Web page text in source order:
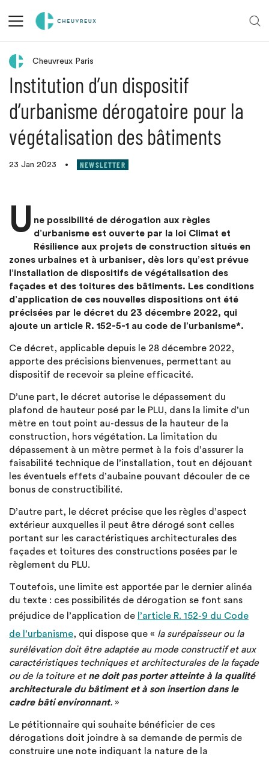
Retour aux actualités
Cheuvreux Paris
Institution d’un dispositif
d’urbanisme dérogatoire pour la
végétalisation des bâtiments
23 Jan 2023 • NEWSLETTER
U ne possibilité de dérogation aux règles
d’urbanisme est ouverte par la loi Climat et
Résilience aux projets de construction situés en
zones urbaines et à urbaniser, dès lors qu’est prévue
l’installation de dispositifs de végétalisation des
façades et des toitures des bâtiments. Les conditions
d’application de ces nouvelles dispositions ont été
précisées par le décret du 23 décembre 2022, qui
ajoute un article R. 152-5-1 au code de l’urbanisme*.
Ce décret, applicable depuis le 28 décembre 2022,
apporte des précisions bienvenues, permettant au
dispositif de recevoir sa pleine efficacité.
D’une part, le décret autorise le dépassement du
plafond de hauteur posé par le PLU, dans la limite d’un
mètre en tout point au-dessus de la hauteur de la
construction, hors végétation. La limitation du
dépassement à un mètre permet à la fois d’assurer la
faisabilité technique de l’installation, tout en déjouant
les éventuels effets d’aubaine pouvant découler de ce
bonus de constructibilité.
D’autre part, le décret précise que les règles d’aspect
extérieur auxquelles il peut être dérogé sont celles
portant sur les caractéristiques architecturales des
façades et toitures des constructions posées par le
règlement du PLU.
Toutefois, une limite est apportée par le dernier alinéa
du texte : ces possibilités de dérogation se font sans
préjudice de l’application de l’article R. 152-9 du Code
de l’urbanisme, qui dispose que « la surépaisseur ou la
surélévation doit être adaptée au mode constructif et aux
caractéristiques techniques et architecturales de la façade
ou de la toiture et ne doit pas porter atteinte à la qualité
architecturale du bâtiment et à son insertion dans le
cadre bâti environnant. »
Le pétitionnaire qui souhaite bénéficier de ces
dérogations doit joindre à sa demande de permis de
construire une note indiquant la nature de la